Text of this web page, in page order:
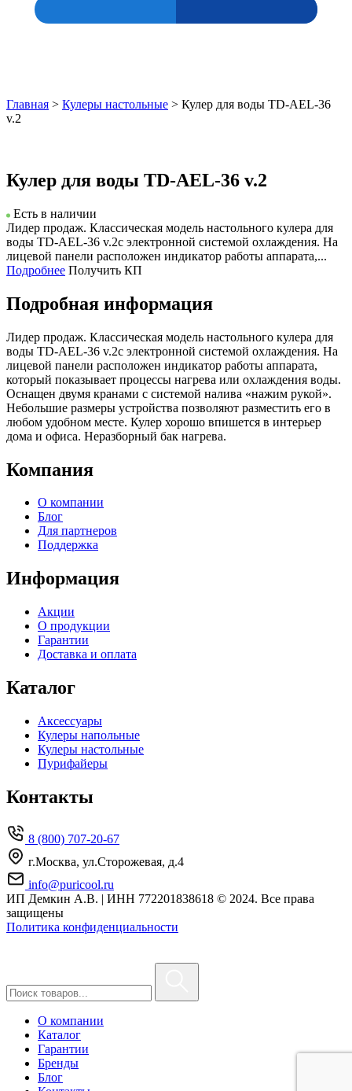
Главная > Кулеры настольные > Кулер для воды TD-AEL-36
v.2
Кулер для воды TD-AEL-36 v.2
Есть в наличии
Лидер продаж. Классическая модель настольного кулера для
воды TD-AEL-36 v.2с электронной системой охлаждения. На
лицевой панели расположен индикатор работы аппарата,...
Подробнее Получить КП
Подробная информация
Лидер продаж. Классическая модель настольного кулера для
воды TD-AEL-36 v.2с электронной системой охлаждения. На
лицевой панели расположен индикатор работы аппарата,
который показывает процессы нагрева или охлаждения воды.
Оснащен двумя кранами с системой налива «нажим рукой».
Небольшие размеры устройства позволяют разместить его в
любом удобном месте. Кулер хорошо впишется в интерьер
дома и офиса. Неразборный бак нагрева.
Компания
О компании
Блог
Для партнеров
Поддержка
Информация
Акции
О продукции
Гарантии
Доставка и оплата
Каталог
Аксессуары
Кулеры напольные
Кулеры настольные
Пурифайеры
Контакты
8 (800) 707-20-67
г.Москва, ул.Сторожевая, д.4
info@puricool.ru
ИП Демкин А.В. | ИНН 772201838618 © 2024. Все права
защищены
Политика конфиденциальности
О компании
Каталог
Гарантии
Бренды
Блог